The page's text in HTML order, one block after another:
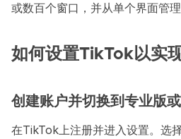
或数百个窗口，并从单个界面管理
如何设置TikTok以实
创建账户并切换到专业版
在TikTok上注册并进入设置。选